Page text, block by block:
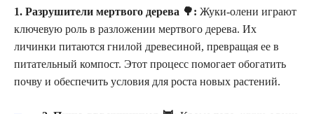
1. Разрушители мертвого дерева 🌳: Жуки-олени играют
ключевую роль в разложении мертвого дерева. Их
личинки питаются гнилой древесиной, превращая ее в
питательный компост. Этот процесс помогает обогатить
почву и обеспечить условия для роста новых растений.